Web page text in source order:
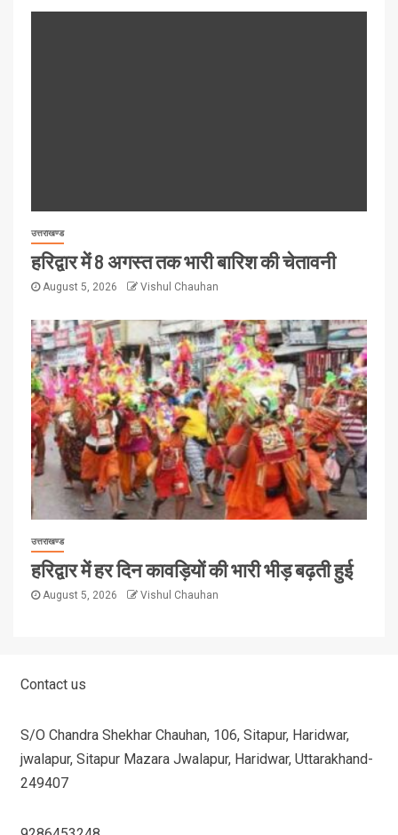
उत्तराखण्ड
हरिद्वार में 8 अगस्त तक भारी बारिश की चेतावनी
August 5, 2026 Vishul Chauhan
उत्तराखण्ड
हरिद्वार में हर दिन कावड़ियों की भारी भीड़ बढ़ती हुई
August 5, 2026 Vishul Chauhan
Contact us
S/O Chandra Shekhar Chauhan, 106, Sitapur, Haridwar,
jwalapur, Sitapur Mazara Jwalapur, Haridwar, Uttarakhand-
249407